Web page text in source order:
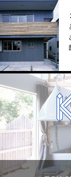
２階をＬＤＫだけ
とした広さを感じ
させる設計～ＨＴ
邸／神奈川県相模